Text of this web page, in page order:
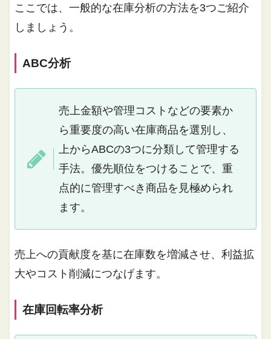
ここでは、一般的な在庫分析の方法を3つご紹介
しましょう。
ABC分析
売上金額や管理コストなどの要素か
ら重要度の高い在庫商品を選別し、
上からABCの3つに分類して管理する
手法。優先順位をつけることで、重
点的に管理すべき商品を見極められ
ます。
売上への貢献度を基に在庫数を増減させ、利益拡
大やコスト削減につなげます。
在庫回転率分析